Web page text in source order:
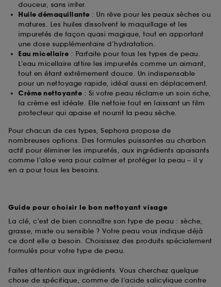
douceur, sans irriter.
Huile démaquillante : Un rêve pour les peaux sèches ou
matures. Les huiles dissolvent le maquillage et les
impuretés de façon quasi magique, tout en apportant
une dose supplémentaire d’hydratation.
Eau micellaire : Parfaite pour tous les types de peau.
L’eau micellaire attire les impuretés comme un aimant,
tout en étant extrêmement douce. Un indispensable
pour un nettoyage rapide, idéal aussi en déplacement.
Crème nettoyante : Si votre peau réclame un soin riche,
la crème est idéale. Elle nettoie tout en laissant un film
protecteur qui apaise et nourrit la peau sèche.
Pour chacun de ces types, Sephora propose de
nombreuses options. Des formules puissantes au charbon
actif pour éliminer les impuretés, aux ingrédients apaisants
comme l’aloe vera pour calmer et protéger la peau – il y
en a pour tous les besoins.
Guide pour choisir le bon nettoyant visage
La clé, c’est de bien connaître son type de peau : sèche,
grasse, mixte ou sensible ? Votre peau vous indique déjà
ce dont elle a besoin. Choisissez des produits spécialement
formulés pour votre type de peau.
Faites attention aux ingrédients. Vous cherchez quelque
chose de spécifique, comme de l’acide salicylique contre